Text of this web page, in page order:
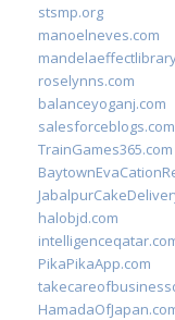
stsmp.org
manoelneves.com
roselynns.com
balanceyoganj.com
salesforceblogs.com
TrainGames365.com
halobjd.com
PikaPikaApp.com